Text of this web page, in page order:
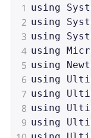
1 using
2 using
3 using
4 using
5 using
6 using
7 using
8 using
9 using